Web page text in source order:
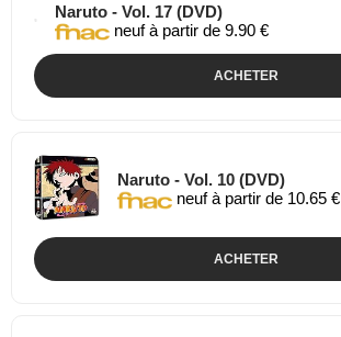
Naruto - Vol. 17 (DVD)
neuf à partir de 9.90 €
ACHETER
Naruto - Vol. 10 (DVD)
neuf à partir de 10.65 €
ACHETER